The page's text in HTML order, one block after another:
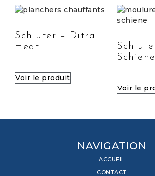
Schluter – Ditra
Heat
Voir le produit
Schiene
Voir le
NAVIGATION
ACCUEIL
CONTACT